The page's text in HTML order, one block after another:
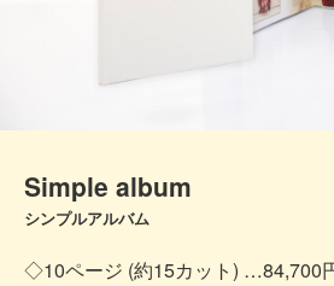
Simple album
シンプルアルバム
◇10ページ (約15カット) …84,700